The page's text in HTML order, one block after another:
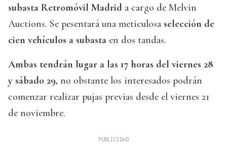
subasta Retromóvil Madrid a cargo de Melvin
Auctions. Se pesentará una meticulosa selección de
cien vehículos a subasta en dos tandas.
Ambas tendrán lugar a las 17 horas del viernes 28
y sábado 29, no obstante los interesados podrán
comenzar realizar pujas previas desde el viernes 21
de noviembre.